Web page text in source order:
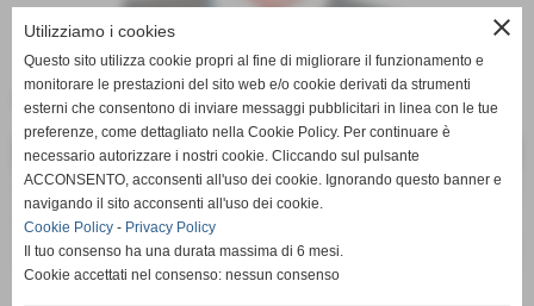
Data di nascita:09-04-1978
DATI
nazionalità:
ITALIANA
ruolo:
curiosità:
Tessera tipo "A" n° 090097371
close
Utilizziamo i cookies
Questo sito utilizza cookie propri al fine di migliorare il funzionamento e
monitorare le prestazioni del sito web e/o cookie derivati da strumenti
esterni che consentono di inviare messaggi pubblicitari in linea con le tue
preferenze, come dettagliato nella Cookie Policy. Per continuare è
necessario autorizzare i nostri cookie. Cliccando sul pulsante
ACCONSENTO, acconsenti all'uso dei cookie. Ignorando questo banner e
navigando il sito acconsenti all'uso dei cookie.
Cookie Policy - Privacy Policy
Il tuo consenso ha una durata massima di 6 mesi.
Cookie accettati nel consenso: nessun consenso